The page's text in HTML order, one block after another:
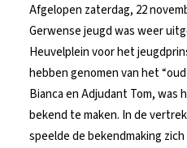
Afgelopen zaterdag, 22
Gerwense jeugd was weer
Heuvelplein voor het
hebben genomen van het
Bianca en Adjudant Tom,
bekend te maken. In de
speelde de bekendmaking